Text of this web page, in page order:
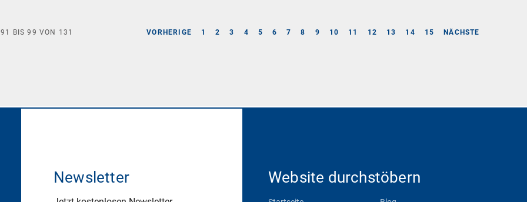
VORHERIGE 1 2 3 4 5 6 7 8 9 10 11 12 13 14 15 NÄCHSTE
91 BIS99 VON 131
Newsletter Website durchstöbern